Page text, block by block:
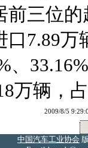
前三位
口7.89万
、
万辆，
2009/8/5
中国汽车工业协会